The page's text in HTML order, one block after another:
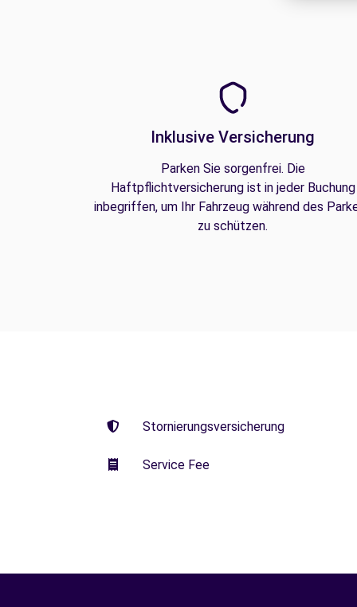
Inklusive Versicherung
Parken Sie sorgenfrei. Die
Haftpflichtversicherung ist in jeder Buchung
inbegriffen, um Ihr Fahrzeug während des
zu schützen.
Stornierungsversicherung
Service Fee